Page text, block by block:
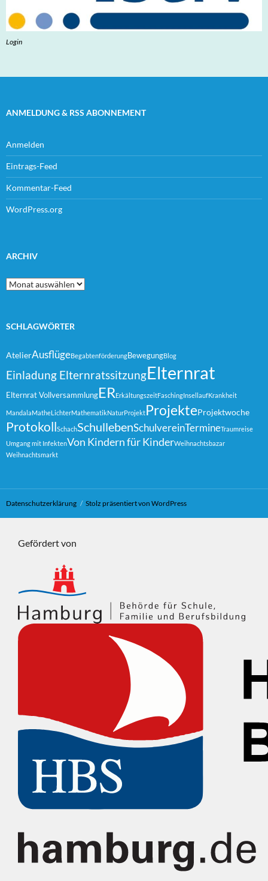
Login
ANMELDUNG & RSS ABONNEMENT
Anmelden
Eintrags-Feed
Kommentar-Feed
WordPress.org
ARCHIV
Archiv
SCHLAGWÖRTER
AtelierAusflügeBegabtenförderungBewegungBlog
Einladung ElternratssitzungElternrat
Elternrat VollversammlungERErkältungszeitFaschingInsellaufKrankheit
MandalaMatheLichterMathematikNaturProjektProjekteProjektwoche
ProtokollSchachSchullebenSchulvereinTermineTraumreise
Umgang mit InfektenVon Kindern für KinderWeihnachtsbazar
Weihnachtsmarkt
Datenschutzerklärung Stolz präsentiert von WordPress
Gefördert von